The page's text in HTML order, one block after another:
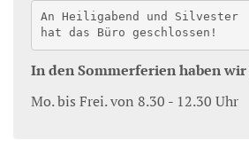
An Heiligabend und Silvester
hat das Büro geschlossen!
In den Sommerferien haben
Mo. bis Frei. von 8.30 - 12.30 Uhr